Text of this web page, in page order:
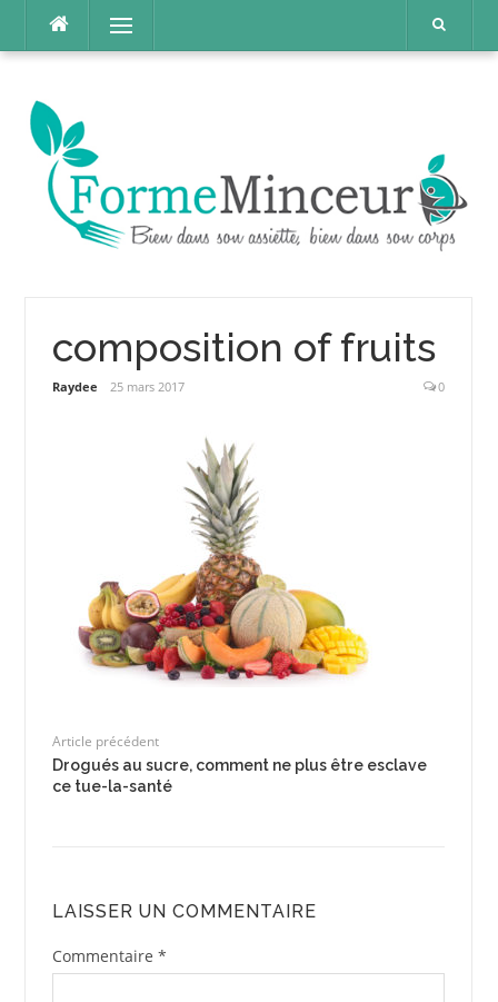
contenu
Menu
composition of fruits
Raydee 25 mars 2017 0
Article précédent
Drogués au sucre, comment ne plus être esclave
ce tue-la-santé
LAISSER UN COMMENTAIRE
Commentaire *